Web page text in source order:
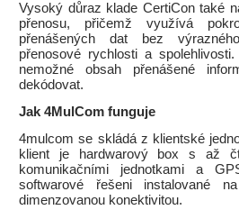
Vysoký důraz klade CertiCon také
přenosu, přičemž využívá
přenášených dat bez
přenosové rychlosti a
nemožné obsah přenášené
dekódovat.
Jak 4MulCom funguje
4mulcom se skládá z klientské
klient je hardwarový box s až
komunikačními jednotkami a
softwarové řešeni instalované
dimenzovanou konektivitou.